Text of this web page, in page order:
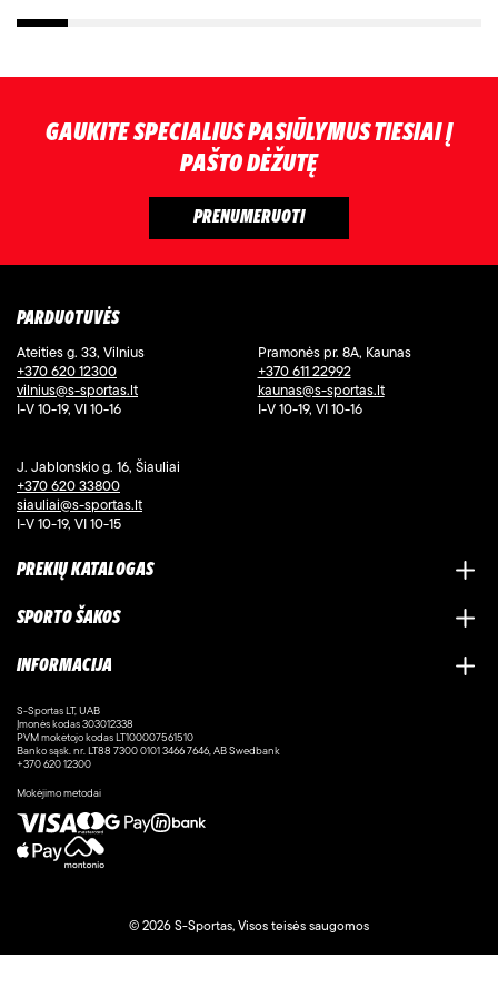
GAUKITE SPECIALIUS PASIŪLYMUS TIESIAI Į
PAŠTO DĖŽUTĘ
PARDUOTUVĖS
Ateities g. 33, Vilnius
+370 620 12300
vilnius@s-sportas.lt
I-V 10-19, VI 10-16
Pramonės pr. 8A, Kaunas
+370 611 22992
kaunas@s-sportas.lt
I-V 10-19, VI 10-16
J. Jablonskio g. 16, Šiauliai
+370 620 33800
siauliai@s-sportas.lt
I-V 10-19, VI 10-15
PREKIŲ KATALOGAS
SPORTO ŠAKOS
INFORMACIJA
S-Sportas LT, UAB
Įmonės kodas 303012338
PVM mokėtojo kodas LT100007561510
Banko sąsk. nr. LT88 7300 0101 3466 7646, AB Swedbank
+370 620 12300
Mokėjimo metodai
© 2026 S-Sportas, Visos teisės saugomos